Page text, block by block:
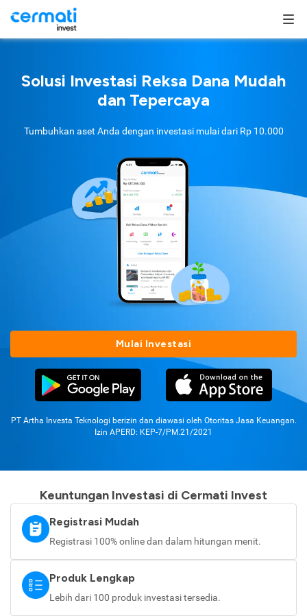
Solusi Investasi Reksa Dana Mudah
dan Tepercaya
Tumbuhkan aset Anda dengan investasi mulai dari Rp 10.000
Mulai Investasi
PT Artha Investa Teknologi berizin dan diawasi oleh Otoritas Jasa Keuangan.
Izin APERD: KEP-7/PM.21/2021
Keuntungan Investasi di Cermati Invest
Registrasi Mudah
Registrasi 100% online dan dalam hitungan menit.
Produk Lengkap
Lebih dari 100 produk investasi tersedia.